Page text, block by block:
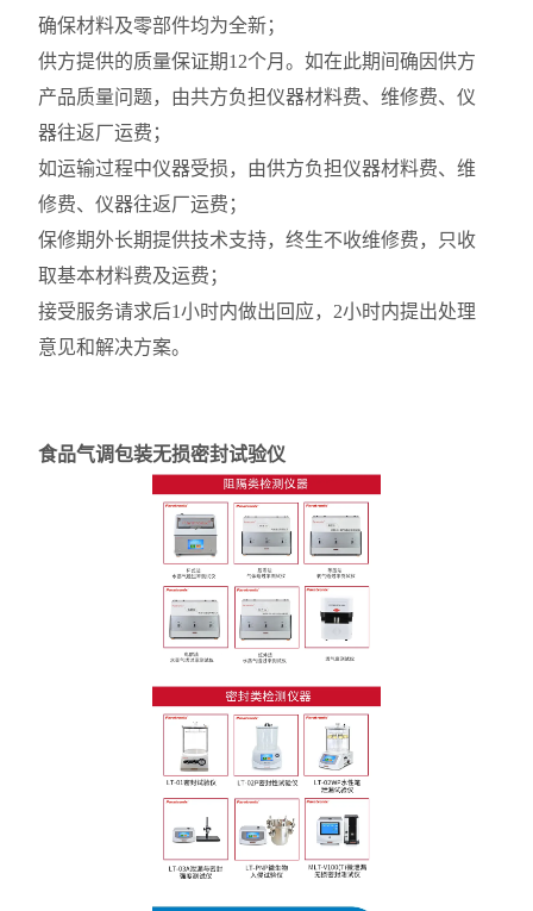
确保材料及零部件均为全新；
供方提供的质量保证期12个月。如在此期间确因供方
产品质量问题，由共方负担仪器材料费、维修费、仪
器往返厂运费；
如运输过程中仪器受损，由供方负担仪器材料费、维
修费、仪器往返厂运费；
保修期外长期提供技术支持，终生不收维修费，只收
取基本材料费及运费；
接受服务请求后1小时内做出回应，2小时内提出处理
意见和解决方案。
食品气调包装无损密封试验仪